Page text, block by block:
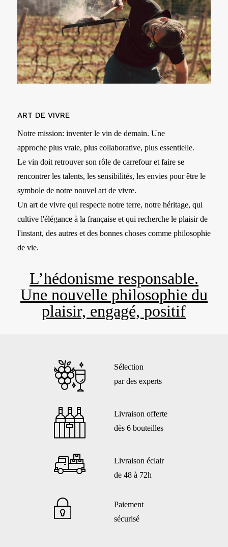
ART DE VIVRE
Notre mission: inventer le vin de demain. Une
approche plus vraie, plus collaborative, plus essentielle.
Le vin doit retrouver son rôle de carrefour et faire se
rencontrer les talents, les sensibilités, les envies pour être le
symbole de notre nouvel art de vivre.
Un art de vivre qui respecte notre terre, notre héritage, qui
cultive l'élégance à la française et qui recherche le plaisir de
l'instant, des autres et des bonnes choses comme philosophie
de vie.
L’hédonisme responsable.
Une nouvelle philosophie du
plaisir, engagé, positif
Sélection
par des experts
Livraison offerte
dès 6 bouteilles
Livraison éclair
de 48 à 72h
Paiement
sécurisé